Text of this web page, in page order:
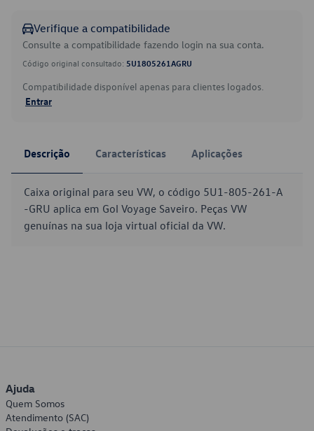
Verifique a compatibilidade
Consulte a compatibilidade fazendo login na sua conta.
Código original consultado: 5U1805261AGRU
Compatibilidade disponível apenas para clientes logados.
Entrar
Descrição Características Aplicações
Caixa original para seu VW, o código 5U1-805-261-A
-GRU aplica em Gol Voyage Saveiro. Peças VW
genuínas na sua loja virtual oficial da VW.
Ajuda
Quem Somos
Atendimento (SAC)